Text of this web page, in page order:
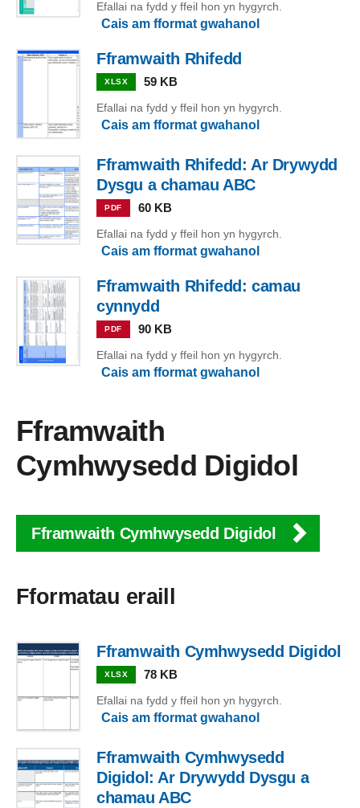
Efallai na fydd y ffeil hon yn hygyrch.
Cais am fformat gwahanol
Fframwaith Rhifedd
XLSX 59 KB
Efallai na fydd y ffeil hon yn hygyrch.
Cais am fformat gwahanol
Fframwaith Rhifedd: Ar Drywydd
Dysgu a chamau ABC
PDF 60 KB
Efallai na fydd y ffeil hon yn hygyrch.
Cais am fformat gwahanol
Fframwaith Rhifedd: camau
cynnydd
PDF 90 KB
Efallai na fydd y ffeil hon yn hygyrch.
Cais am fformat gwahanol
Fframwaith
Cymhwysedd Digidol
Fframwaith Cymhwysedd Digidol
Fformatau eraill
Fframwaith Cymhwysedd Digidol
XLSX 78 KB
Efallai na fydd y ffeil hon yn hygyrch.
Cais am fformat gwahanol
Fframwaith Cymhwysedd
Digidol: Ar Drywydd Dysgu a
chamau ABC